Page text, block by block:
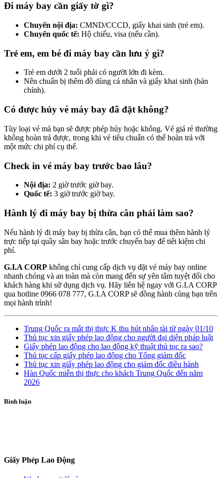
Đi máy bay cần giấy tờ gì?
Chuyến nội địa: CMND/CCCD, giấy khai sinh (trẻ em).
Chuyến quốc tế: Hộ chiếu, visa (nếu cần).
Trẻ em, em bé đi máy bay cần lưu ý gì?
Trẻ em dưới 2 tuổi phải có người lớn đi kèm.
Nên chuẩn bị thêm đồ dùng cá nhân và giấy khai sinh (bản
chính).
Có được hủy vé máy bay đã đặt không?
Tùy loại vé mà bạn sẽ được phép hủy hoặc không. Vé giá rẻ thường
không hoàn trả được, trong khi vé tiêu chuẩn có thể hoàn trả với
một mức chi phí cụ thể.
Check in vé máy bay trước bao lâu?
Nội địa: 2 giờ trước giờ bay.
Quốc tế: 3 giờ trước giờ bay.
Hành lý đi máy bay bị thừa cân phải làm sao?
Nếu hành lý đi máy bay bị thừa cân, bạn có thể mua thêm hành lý
trực tiếp tại quầy sân bay hoặc trước chuyến bay để tiết kiệm chi
phí.
G.I.A CORP không chỉ cung cấp dịch vụ đặt vé máy bay online
nhanh chóng và an toàn mà còn mang đến sự yên tâm tuyệt đối cho
khách hàng khi sử dụng dịch vụ. Hãy liên hệ ngay với G.I.A CORP
qua hotline 0966 078 777, G.I.A CORP sẽ đồng hành cùng bạn trên
mọi hành trình!
Trung Quốc ra mắt thị thực K thu hút nhân tài từ ngày 01/10
Thủ tục xin giấy phép lao động cho người đại diện pháp luật
Giấy phép lao động cho lao động kỹ thuật thủ tục ra sao?
Thủ tục cấp giấy phép lao động cho Tổng giám đốc
Thủ tục xin giấy phép lao động cho giám đốc điều hành
Hàn Quốc miễn thị thực cho khách Trung Quốc đến năm
2026
Bình luận
Giấy Phép Lao Động